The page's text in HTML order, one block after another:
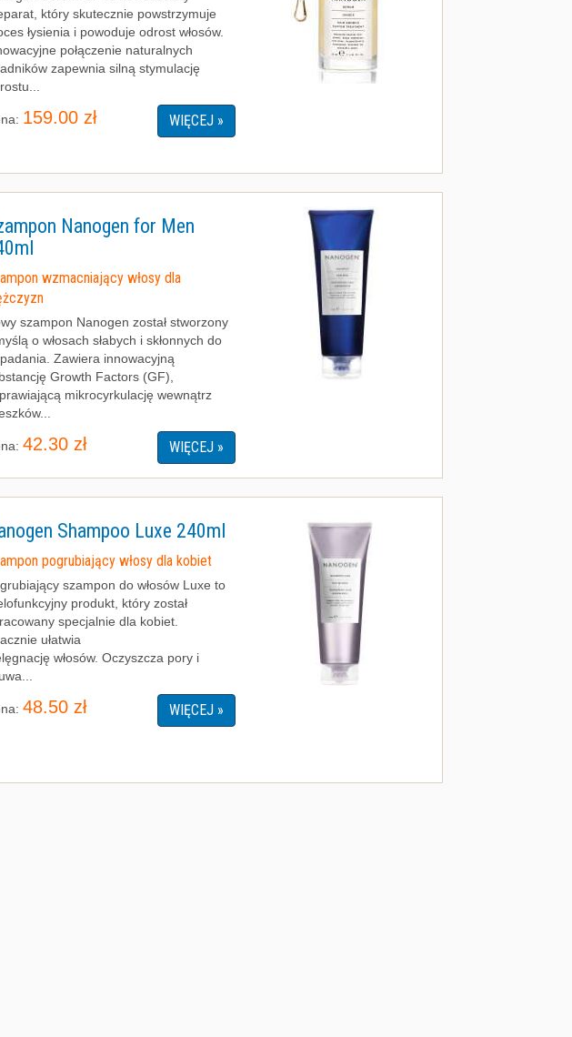
który skutecznie powstrzymuje
łysienia i powoduje odrost włosów.
połączenie naturalnych
zapewnia silną stymulację
159.00 zł WIĘCEJ »
Nanogen for Men
wzmacniający włosy dla
szampon Nanogen został stworzony
o włosach słabych i skłonnych do
Zawiera innowacyjną
Growth Factors (GF),
mikrocyrkulację wewnątrz
42.30 zł WIĘCEJ »
Shampoo Luxe 240ml
pogrubiający włosy dla kobiet
szampon do włosów Luxe to
produkt, który został
specjalnie dla kobiet.
ułatwia
włosów. Oczyszcza pory i
48.50 zł WIĘCEJ »